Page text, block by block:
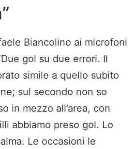
Biancolino ai microfoni
gol su due errori. Il
simile a quello subito
sul secondo non so
in mezzo all’area, con
abbiamo preso gol. Lo
Le occasioni le